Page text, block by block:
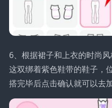
6、根据裙子和上衣的时尚
这双绑着紫色鞋带的鞋子，
搭完毕后点击确认就可以去